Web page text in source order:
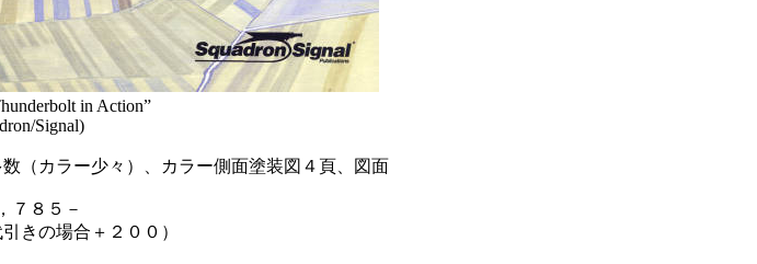
in Action”
Signal)
（カラー少々）、カラー側面塗装図４頁、図面
７８５－
きの場合＋２００）